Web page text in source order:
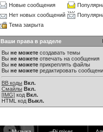
Новые сообщения
Нет новых сообщений
Тема закрыта
Ваши права в разделе
Вы не можете создавать темы
Вы не можете отвечать на сообщения
Вы не можете прикреплять файлы
Вы не можете редактировать
BB коды Вкл.
Смайлы Вкл.
[IMG] код Вкл.
HTML код Выкл.